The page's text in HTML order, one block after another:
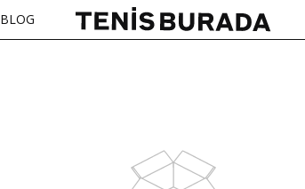
BLOG